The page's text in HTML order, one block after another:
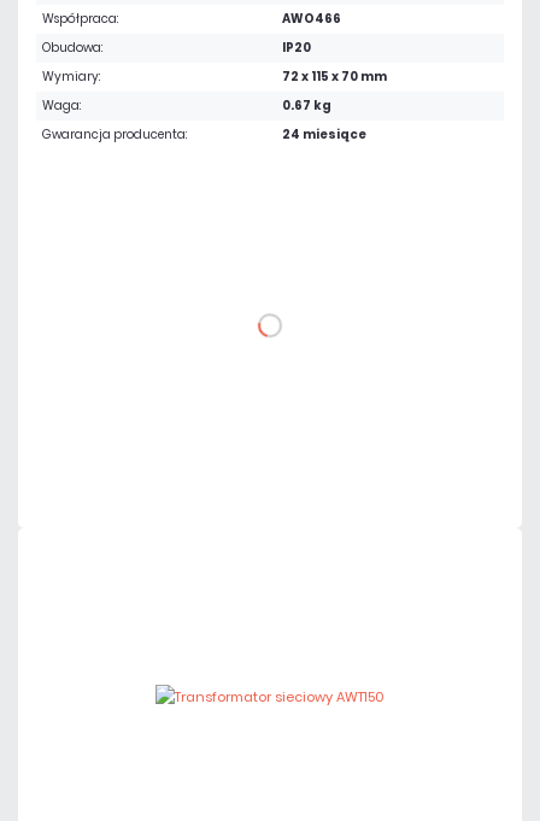
Współpraca:
AWO466
Obudowa:
IP20
Wymiary:
72 x 115 x 70 mm
Waga:
0.67 kg
Gwarancja producenta:
24 miesiące
DO KOSZYKA